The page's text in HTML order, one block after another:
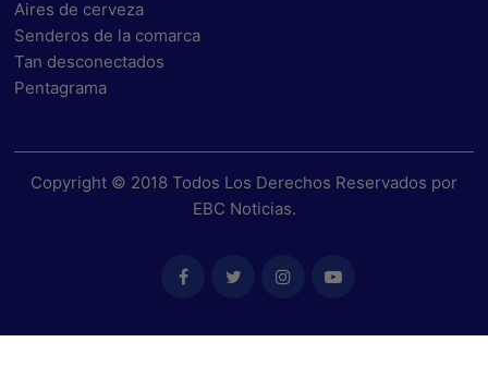
Aires de cerveza
Senderos de la comarca
Tan desconectados
Pentagrama
Copyright © 2018 Todos Los Derechos Reservados por
EBC Noticias.